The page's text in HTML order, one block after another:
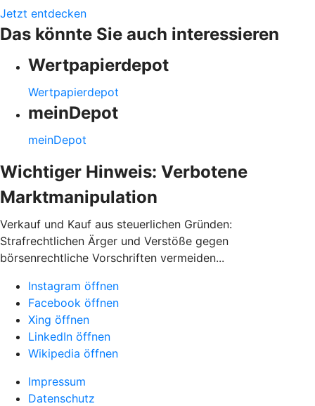
Jetzt entdecken
Das könnte Sie auch interessieren
Wertpapierdepot
Wertpapierdepot
meinDepot
meinDepot
Wichtiger Hinweis: Verbotene
Marktmanipulation
Verkauf und Kauf aus steuerlichen Gründen:
Strafrechtlichen Ärger und Verstöße gegen
börsenrechtliche Vorschriften vermeiden...
Instagram öffnen
Facebook öffnen
Xing öffnen
LinkedIn öffnen
Wikipedia öffnen
Impressum
Datenschutz